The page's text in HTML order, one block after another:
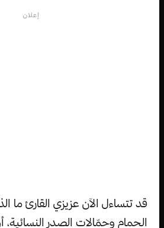
إعلان
قد تتساءل الآن عزيزي القارئ ما
الحمام وحمّالات الصدر